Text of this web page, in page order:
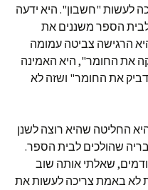
לעשות "חשבון". היא ידעה
הספר משננים את
הרגישה צביטה עמומה
את החומר", היא האמינה
את החומר" ושזה לא
החליטה שהיא רוצה לשנן
שהולכים לבית הספר.
שאלתי אותה שוב
לא באמת צריכה לעשות את